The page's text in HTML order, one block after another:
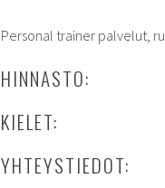
Personal trainer palvelut,
HINNASTO:
KIELET:
YHTEYSTIEDOT: